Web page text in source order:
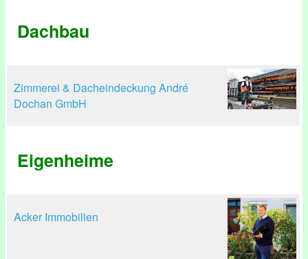
Dachbau
Zimmerei & Dacheindeckung André
Dochan GmbH
Eigenheime
Acker Immobilien